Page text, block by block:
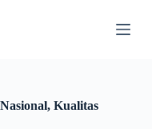
Kualitas